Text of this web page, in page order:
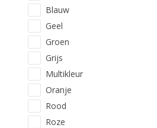
Blauw
Geel
Groen
Grijs
Multikleur
Oranje
Rood
Roze